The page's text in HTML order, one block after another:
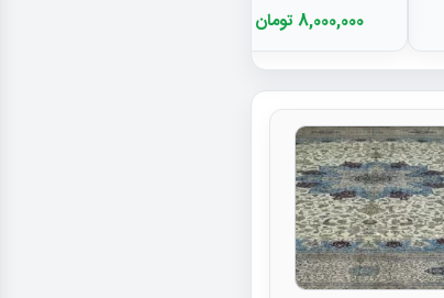
8,000,000 تومان